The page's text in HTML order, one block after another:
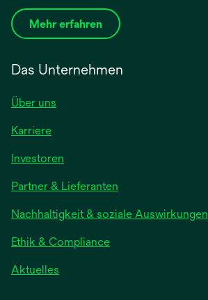
Mehr erfahren
Das Unternehmen
Über uns
Karriere
Investoren
Partner & Lieferanten
Nachhaltigkeit & soziale Auswirkungen
Ethik & Compliance
Aktuelles